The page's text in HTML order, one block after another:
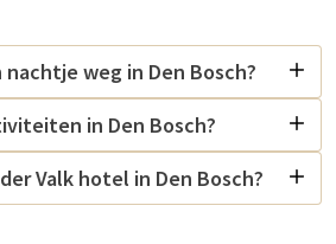
weg in Den Bosch?
in Den Bosch?
Valk hotel in Den Bosch?